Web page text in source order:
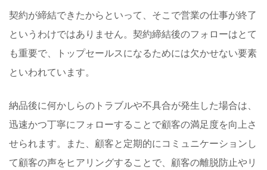
契約が締結できたからといって、そこで営業の仕事が終了
というわけではありません。契約締結後のフォローはとて
も重要で、トップセールスになるためには欠かせない要素
といわれています。
納品後に何かしらのトラブルや不具合が発生した場合は、
迅速かつ丁寧にフォローすることで顧客の満足度を向上さ
せられます。また、顧客と定期的にコミュニケーションし
て顧客の声をヒアリングすることで、顧客の離脱防止やリ